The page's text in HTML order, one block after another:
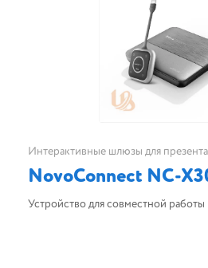
Интерактивные шлюзы для
NovoConnect NC-
Устройство для совместной